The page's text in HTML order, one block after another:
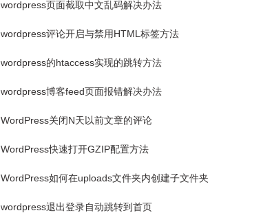
wordpress页面截取中文乱码解决办法
wordpress评论开启与禁用HTML标签方法
wordpress的htaccess实现的跳转方法
wordpress博客feed页面报错解决办法
WordPress关闭N天以前文章的评论
WordPress快速打开GZIP配置方法
WordPress如何在uploads文件夹内创建子文件夹
wordpress退出登录自动跳转到首页